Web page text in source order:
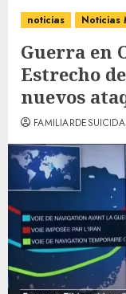
noticias Noticias
Guerra en
Estrecho
nuevos
FAMILIARDESUICIDA